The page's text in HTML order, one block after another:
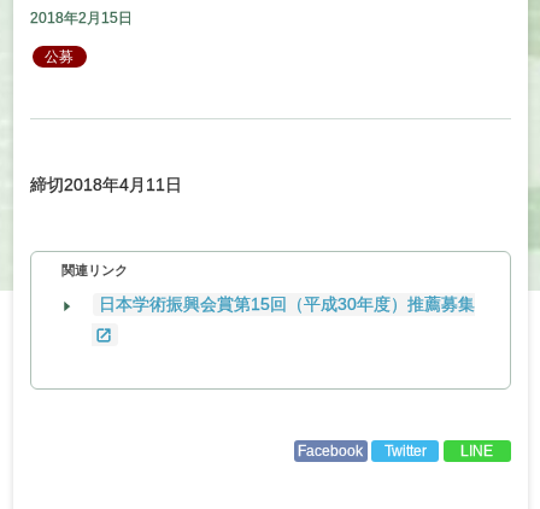
2018年2月15日
公募
締切2018年4月11日
関連リンク
日本学術振興会賞第15回（平成30年度）推薦募集
Facebook Twitter LINE